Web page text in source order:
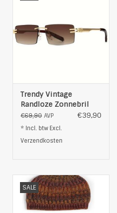
Trendy Vintage
Randloze Zonnebril
Met Rechthoekig
Metalen Frame, bruin
€69,90 AVP €39,90
* Incl. btw Excl.
Verzendkosten
SALE